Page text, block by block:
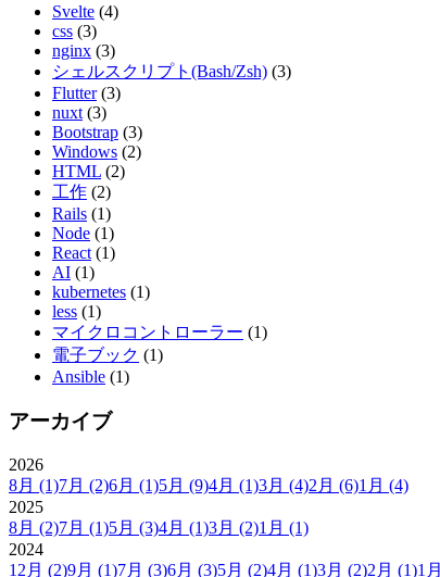
Svelte (4)
css (3)
nginx (3)
シェルスクリプト(Bash/Zsh) (3)
Flutter (3)
nuxt (3)
Bootstrap (3)
Windows (2)
HTML (2)
工作 (2)
Rails (1)
Node (1)
React (1)
AI (1)
kubernetes (1)
less (1)
マイクロコントローラー (1)
電子ブック (1)
Ansible (1)
アーカイブ
2026
8月 (1)7月 (2)6月 (1)5月 (9)4月 (1)3月 (4)2月 (6)1月 (4)
2025
8月 (2)7月 (1)5月 (3)4月 (1)3月 (2)1月 (1)
2024
12月 (2)9月 (1)7月 (3)6月 (3)5月 (2)4月 (1)3月 (2)2月 (1)1月